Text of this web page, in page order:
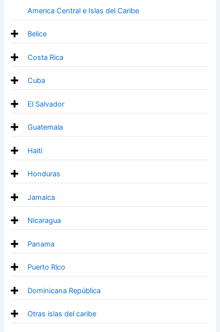
America Central e Islas del Caribe
Belice
Costa Rica
Cuba
El Salvador
Guatemala
Haiti
Honduras
Jamaica
Nicaragua
Panama
Puerto Rico
Dominicana República
Otras islas del caribe